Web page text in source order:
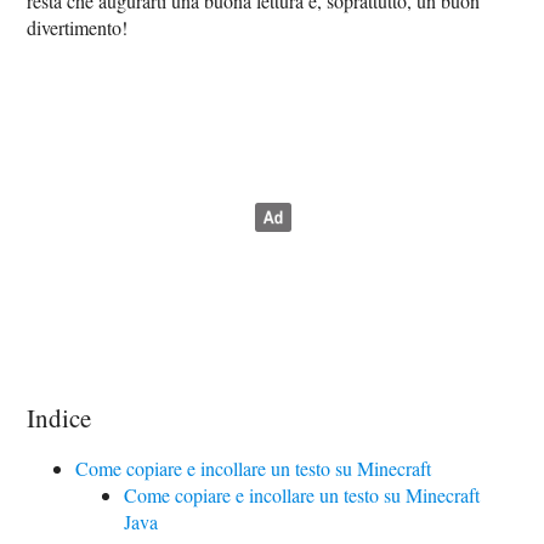
divertimento!
Indice
Come copiare e incollare un testo su Minecraft
Come copiare e incollare un testo su Minecraft
Java